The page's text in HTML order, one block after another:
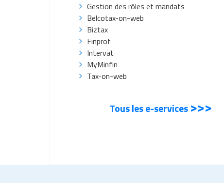
Gestion des rôles et mandats
Belcotax-on-web
Biztax
Finprof
Intervat
MyMinfin
Tax-on-web
Tous les e-services>>>